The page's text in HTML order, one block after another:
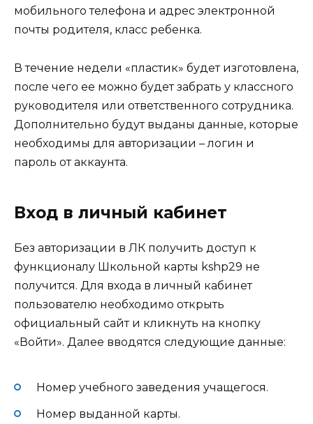
мобильного телефона и адрес электронной
почты родителя, класс ребенка.
В течение недели «пластик» будет изготовлена,
после чего ее можно будет забрать у классного
руководителя или ответственного сотрудника.
Дополнительно будут выданы данные, которые
необходимы для авторизации – логин и
пароль от аккаунта.
Вход в личный кабинет
Без авторизации в ЛК получить доступ к
функционалу Школьной карты kshp29 не
получится. Для входа в личный кабинет
пользователю необходимо открыть
официальный сайт и кликнуть на кнопку
«Войти». Далее вводятся следующие данные:
Номер учебного заведения учащегося.
Номер выданной карты.